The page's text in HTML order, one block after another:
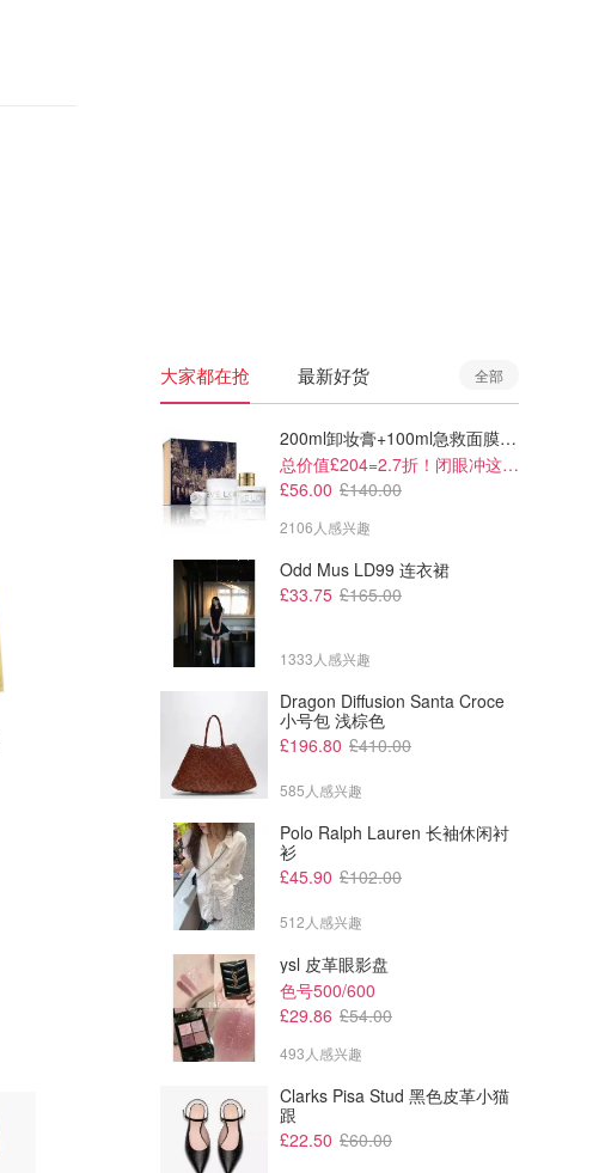
£2700.00
Zimmermann 连衣裙
THE OUTNET
£144.80
Maje 连衣裙
THE OUTNET
大家都在抢 最新好货 全部
200ml卸妆膏+100ml急救面膜+面霜+洁颜布
总价值£204=2.7折！闭眼冲这套！
£56.00 £140.00
2106人感兴趣
Odd Mus LD99 连衣裙
£33.75 £165.00
1333人感兴趣
Dragon Diffusion Santa Croce
小号包 浅棕色
£196.80 £410.00
585人感兴趣
Polo Ralph Lauren 长袖休闲衬
衫
£45.90 £102.00
512人感兴趣
ysl 皮革眼影盘
色号500/600
£29.86 £54.00
493人感兴趣
Clarks Pisa Stud 黑色皮革小猫
跟
£22.50 £60.00